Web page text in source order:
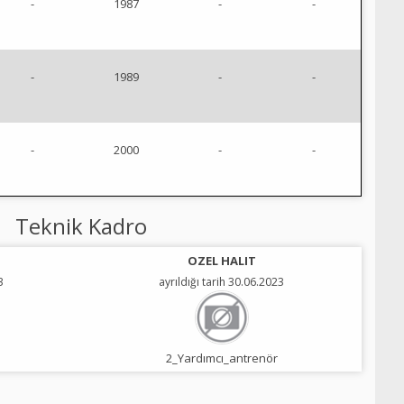
- 1987 - -
- 1989 - -
- 2000 - -
Teknik Kadro
OZEL HALIT
ayrıldığı tarih 30.06.2023
2_Yardımcı_antrenör